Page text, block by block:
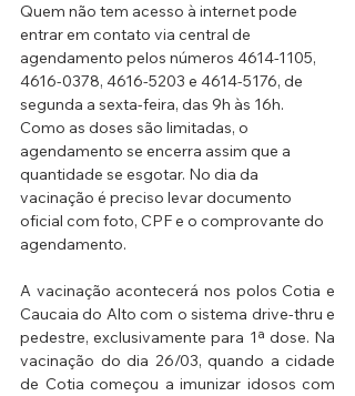
Quem não tem acesso à internet pode
entrar em contato via central de
agendamento pelos números 4614-1105,
4616-0378, 4616-5203 e 4614-5176, de
segunda a sexta-feira, das 9h às 16h.
Como as doses são limitadas, o
agendamento se encerra assim que a
quantidade se esgotar. No dia da
vacinação é preciso levar documento
oficial com foto, CPF e o comprovante do
agendamento.
A vacinação acontecerá nos polos Cotia e
Caucaia do Alto com o sistema drive-thru e
pedestre, exclusivamente para 1ª dose. Na
vacinação do dia 26/03, quando a cidade
de Cotia começou a imunizar idosos com